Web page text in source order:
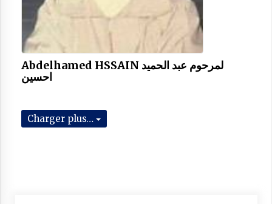
Abdelhamed HSSAIN لمرحوم عبد الحميد
احسين
Charger plus…